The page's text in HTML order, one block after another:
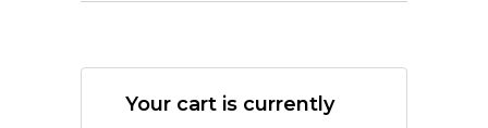
Your cart is currently